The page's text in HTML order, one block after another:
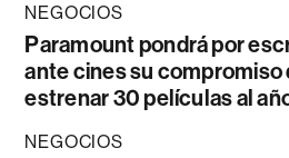
NEGOCIOS
Paramount pondrá por
ante cines su compromiso
estrenar 30 películas al
NEGOCIOS